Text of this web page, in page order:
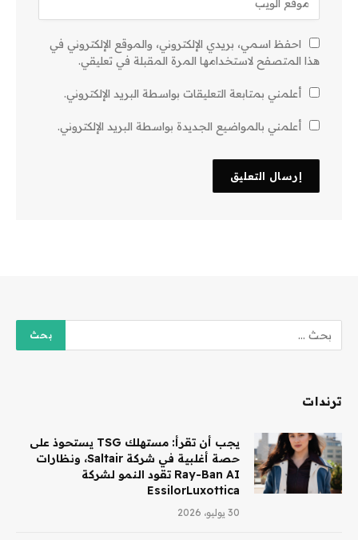
احفظ اسمي، بريدي الإلكتروني، والموقع الإلكتروني في
هذا المتصفح لاستخدامها المرة المقبلة في تعليقي.
أعلمني بمتابعة التعليقات بواسطة البريد الإلكتروني.
أعلمني بالمواضيع الجديدة بواسطة البريد الإلكتروني.
ترندات
يجب أن تقرأ: مستهلك TSG يستحوذ على
حصة أغلبية في شركة Saltair، ونظارات
Ray-Ban AI تقود النمو لشركة
EssilorLuxottica
30 يوليو، 2026